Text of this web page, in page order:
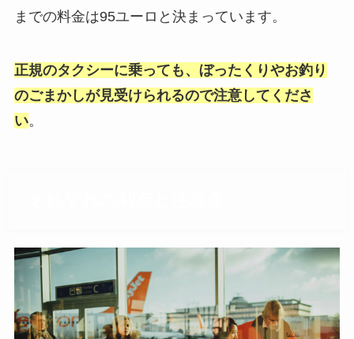
までの料金は95ユーロと決まっています。
正規のタクシーに乗っても、ぼったくりやお釣り
のごまかしが見受けられるので注意してくださ
い。